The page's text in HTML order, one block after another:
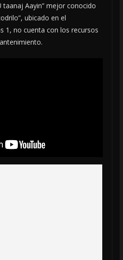
taanaj Aayin” mejor conocido
ubicado en el
1, no cuenta con los recursos